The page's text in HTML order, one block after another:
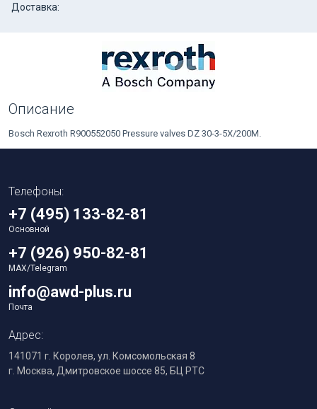
Доставка:
Описание
Bosch Rexroth R900552050 Pressure valves DZ 30-3-5X/200M.
Телефоны:
+7 (495) 133-82-81
Основной
+7 (926) 950-82-81
MAX/Telegram
info@awd-plus.ru
Почта
Адрес:
141071 г. Королев, ул. Комсомольская 8
г. Москва, Дмитровское шоссе 85, БЦ РТС